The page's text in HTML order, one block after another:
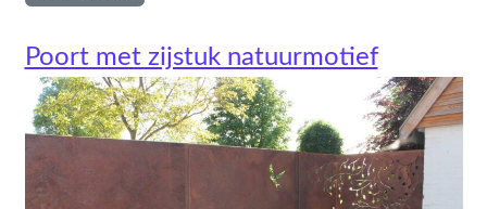
Poort met zijstuk natuurmotief